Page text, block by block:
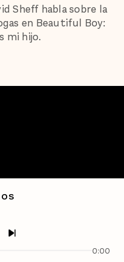
Sheff habla sobre la
en Beautiful Boy:
mi hijo.
0:00